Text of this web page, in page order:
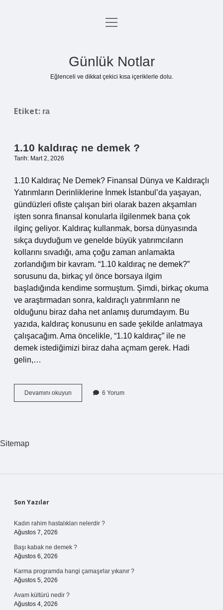
Anasayfa
menüyü
Günlük Notlar
Eğlenceli ve dikkat çekici kısa içeriklerle dolu.
Etiket: ra
1.10 kaldıraç ne demek ?
Tarih: Mart 2, 2026
1.10 Kaldıraç Ne Demek? Finansal Dünya ve Kaldıraçlı
Yatırımların Derinliklerine İnmek İstanbul’da yaşayan,
gündüzleri ofiste çalışan biri olarak bazen akşamları
işten sonra finansal konularla ilgilenmek bana çok
ilginç geliyor. Kaldıraç kullanmak, borsa dünyasında
sıkça duyduğum ve genelde büyük yatırımcıların
kollarını sıvadığı, ama çoğu zaman anlamakta
zorlandığım bir kavram. “1.10 kaldıraç ne demek?”
sorusunu da, birkaç yıl önce borsaya ilgim
başladığında kendime sormuştum. Şimdi, birkaç okuma
ve araştırmadan sonra, kaldıraçlı yatırımların ne
olduğunu biraz daha net anlamış durumdayım. Bu
yazıda, kaldıraç konusunu en sade şekilde anlatmaya
çalışacağım. Ama öncelikle, “1.10 kaldıraç” ile ne
demek istediğimizi biraz daha açmam gerek. Hadi
gelin,…
Devamını okuyun
kaldıraç
6 Yorum
Sitemap
Sidebar
Son Yazılar
Kadın rahim hastalıkları nelerdir ?
Ağustos 7, 2026
Başı kabak ne demek ?
Ağustos 6, 2026
Karma programda hangi çamaşırlar yıkanır ?
Ağustos 5, 2026
Avam kültürü nedir ?
Ağustos 4, 2026